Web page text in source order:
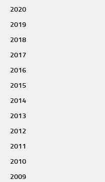
2020
2019
2018
2017
2016
2015
2014
2013
2012
2011
2010
2009